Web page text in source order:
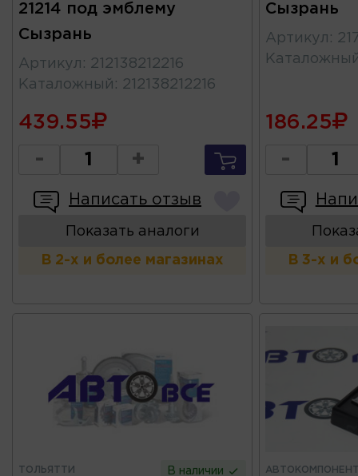
21214 под эмблему
Сызрань
Артикул : 212138212216
Каталожный : 212138212216
439.55
- +
Написать отзыв
Показать аналоги
В 2-х и более магазинах
Сызрань
Артикул :
186.25
-
В 3-х и
ТОЛЬЯТТИ В наличии